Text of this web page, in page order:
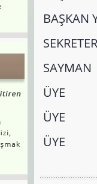
ÜYE
ÜYE
ÜYE